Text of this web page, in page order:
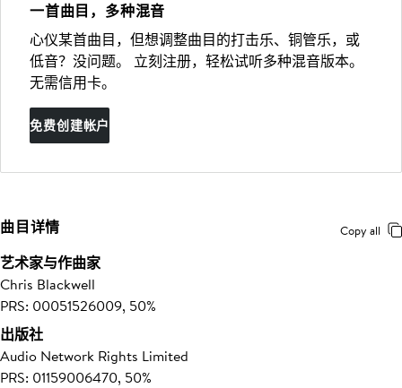
一首曲目，多种混音
心仪某首曲目，但想调整曲目的打击乐、铜管乐，或
低音？没问题。 立刻注册，轻松试听多种混音版本。
无需信用卡。
免费创建帐户
曲目详情 Copy all
艺术家与作曲家
Chris Blackwell
PRS: 00051526009, 50%
出版社
Audio Network Rights Limited
PRS: 01159006470, 50%